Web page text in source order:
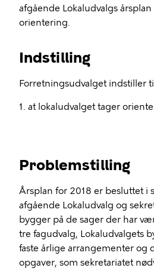
afgående Lokaludvalgs årsplan
orientering.
Indstilling
Forretningsudvalget indstiller
1. at lokaludvalget tager
Problemstilling
Årsplan for 2018 er besluttet i
afgående Lokaludvalg og
bygger på de sager der har
tre fagudvalg, Lokaludvalgets
faste årlige arrangementer og
opgaver, som sekretariatet